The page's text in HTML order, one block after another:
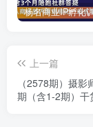
上一篇
（2578期）摄影
期（含1-2期）干